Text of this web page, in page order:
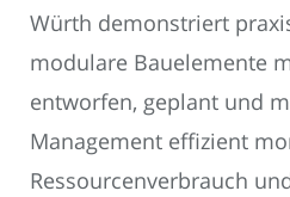
Würth demonstriert
modulare Bauelemente
entworfen, geplant und
Management effizient
Ressourcenverbrauch